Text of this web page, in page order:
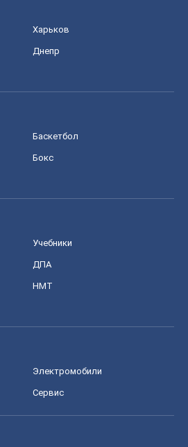
Харьков
Днепр
Баскетбол
Бокс
Учебники
ДПА
НМТ
Электромобили
Сервис